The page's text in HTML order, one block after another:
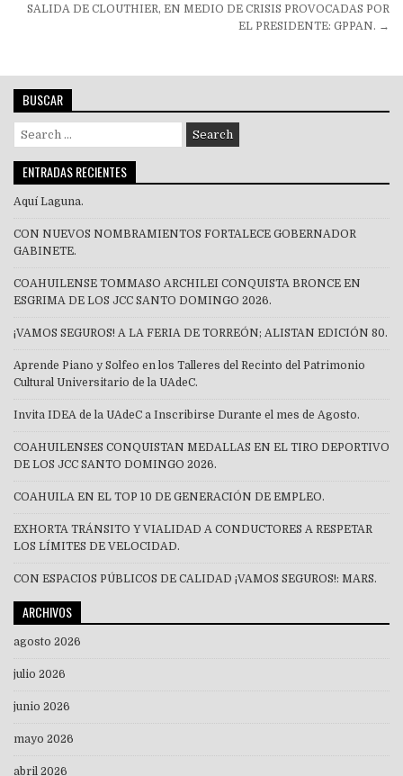
entradas
SALIDA DE CLOUTHIER, EN MEDIO DE CRISIS PROVOCADAS POR
EL PRESIDENTE: GPPAN. →
BUSCAR
Search
for:
ENTRADAS RECIENTES
Aquí Laguna.
CON NUEVOS NOMBRAMIENTOS FORTALECE GOBERNADOR
GABINETE.
COAHUILENSE TOMMASO ARCHILEI CONQUISTA BRONCE EN
ESGRIMA DE LOS JCC SANTO DOMINGO 2026.
¡VAMOS SEGUROS! A LA FERIA DE TORREÓN; ALISTAN EDICIÓN 80.
Aprende Piano y Solfeo en los Talleres del Recinto del Patrimonio
Cultural Universitario de la UAdeC.
Invita IDEA de la UAdeC a Inscribirse Durante el mes de Agosto.
COAHUILENSES CONQUISTAN MEDALLAS EN EL TIRO DEPORTIVO
DE LOS JCC SANTO DOMINGO 2026.
COAHUILA EN EL TOP 10 DE GENERACIÓN DE EMPLEO.
EXHORTA TRÁNSITO Y VIALIDAD A CONDUCTORES A RESPETAR
LOS LÍMITES DE VELOCIDAD.
CON ESPACIOS PÚBLICOS DE CALIDAD ¡VAMOS SEGUROS!: MARS.
ARCHIVOS
agosto 2026
julio 2026
junio 2026
mayo 2026
abril 2026